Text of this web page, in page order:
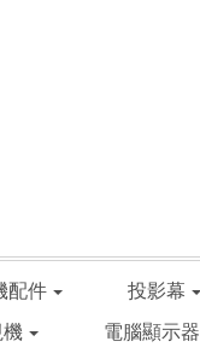
配件 投影幕
電腦顯示器